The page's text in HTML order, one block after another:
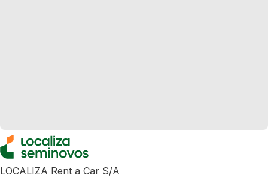
LOCALIZA Rent a Car S/A